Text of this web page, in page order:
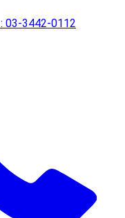
03-3442-0112